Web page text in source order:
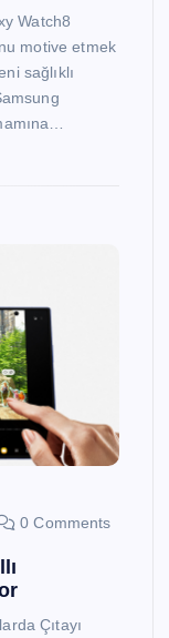
Watch8
motive etmek
sağlıklı
0 Comments
Çıtayı